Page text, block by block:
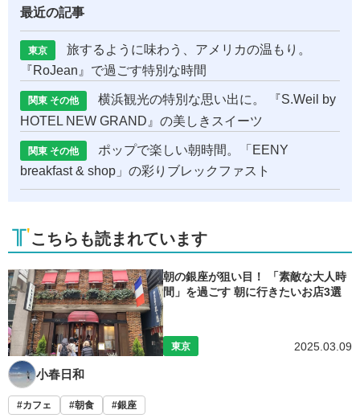
最近の記事
東京
旅するように味わう、アメリカの温もり。
『RoJean』で過ごす特別な時間
関東 その他
横浜観光の特別な思い出に。 『S.Weil by
HOTEL NEW GRAND』の美しきスイーツ
関東 その他
ポップで楽しい朝時間。「EENY
breakfast & shop」の彩りブレックファスト
こちらも読まれています
朝の銀座が狙い目！ 「素敵な大人時
間」を過ごす 朝に行きたいお店3選
東京 2025.03.09
小春日和
カフェ 朝食 銀座